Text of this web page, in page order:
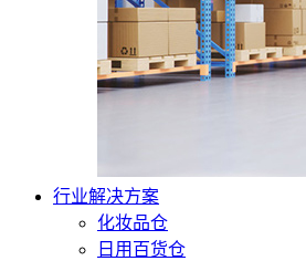
行业解决方案
化妆品仓
日用百货仓